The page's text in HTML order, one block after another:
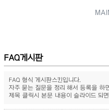
FAQ게시판
FAQ 형식 게시판스킨입니다.
자주 묻는 질문을 정리 해서 등록을 하
제목 클릭시 본문 내용이 슬라이드 되